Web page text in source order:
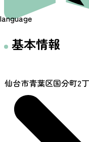
language
基本情報
仙台市青葉区国分町2